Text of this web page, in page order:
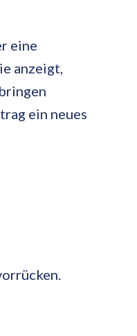
eine
anzeigt,
ein neues